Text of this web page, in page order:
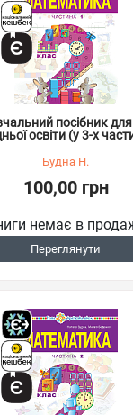
посібник для
освіти (у 3-х
Будна Н.
100,00 грн
немає в
Переглянути